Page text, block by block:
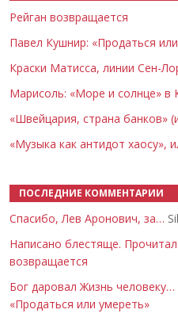
Рейган возвращается
Павел Кушнир: «Продаться
Краски Матисса, линии Сен-
Марисоль: «Море и солнце» в
«Швейцария, страна банков»
«Музыка как антидот хаосу»,
ПОСЛЕДНИЕ КОММЕНТАРИИ
Спасибо, Лев Аронович, за…
Написано блестяще.
возвращается
Бог даровал Жизнь человеку…
«Продаться или умереть»